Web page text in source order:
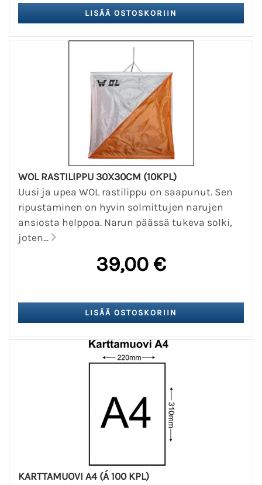
WOL RASTILIPPU 30X30CM (10KPL)
Uusi ja upea WOL rastilippu on saapunut. Sen
ripustaminen on hyvin solmittujen narujen
ansiosta helppoa. Narun päässä tukeva solki,
joten...
39,00 €
KARTTAMUOVI A4 (Á 100 KPL)